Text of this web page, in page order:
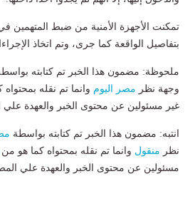
تمكنت الأجهزة الأمنية من ضبط المتهمين
بتفاصيل الواقعة كما جرى، وتم اتخاذ
ملحوظة: مضمون هذا الخبر تم كتابته
وجهة نظر مصر اليوم وانما تم نقله
غير مسئولين عن محتوى الخبر والعهدة علي
انتبه: مضمون هذا الخبر تم كتابته بواسطة
نظر منقول وانما تم نقله بمحتواه كما هو من
مسئولين عن محتوى الخبر والعهدة علي